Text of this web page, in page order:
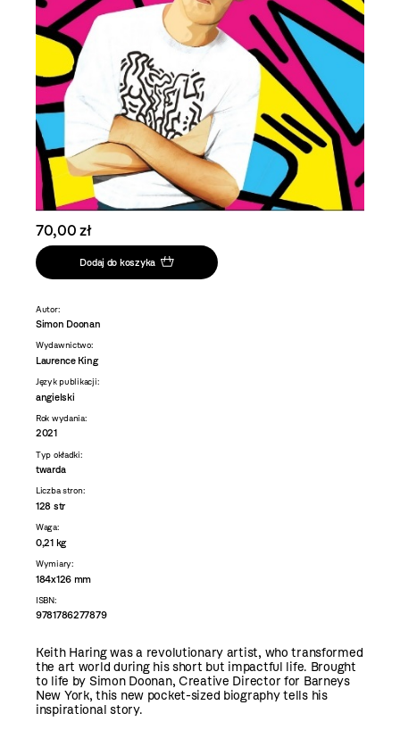
70,00 zł
Dodaj do koszyka
Autor:
Simon Doonan
Wydawnictwo:
Laurence King
Język publikacji:
angielski
Rok wydania:
2021
Typ okładki:
twarda
Liczba stron:
128 str
Waga:
0,21 kg
Wymiary:
184x126 mm
ISBN:
9781786277879
Keith Haring was a revolutionary artist, who transformed
the art world during his short but impactful life. Brought
to life by Simon Doonan, Creative Director for Barneys
New York, this new pocket-sized biography tells his
inspirational story.